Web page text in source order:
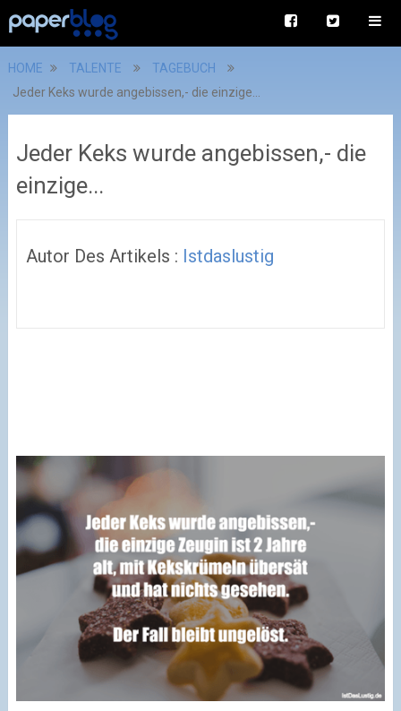
HOME TALENTE
TAGEBUCH
Jeder Keks wurde angebissen,- die einzige...
Jeder Keks wurde angebissen,- die
einzige...
Autor Des Artikels : Istdaslustig